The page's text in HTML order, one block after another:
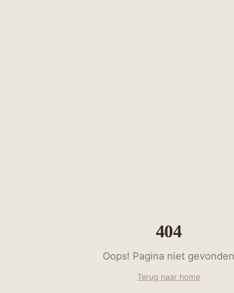
404
Oops! Pagina niet gevonden
Terug naar home